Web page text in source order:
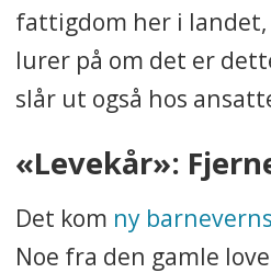
fattigdom her i
lurer på om det er
slår ut også hos
«Levekår»:
Det kom ny
Noe fra den gamle